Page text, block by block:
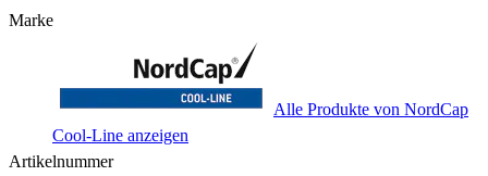
Marke
Alle Produkte von NordCap
Cool-Line anzeigen
Artikelnummer